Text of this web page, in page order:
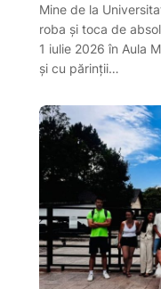
Mine de la
roba și toca de
1 iulie 2026 în Aula
și cu părinții…